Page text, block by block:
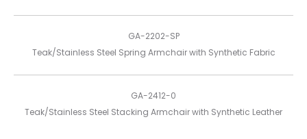
GA-2202-SP
Teak/Stainless Steel Spring Armchair with Synthetic Fabric
GA-2412-0
Teak/Stainless Steel Stacking Armchair with Synthetic Leather